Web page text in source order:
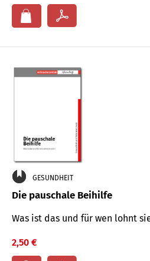
GESUNDHEIT
Die pauschale Beihilfe
Was ist das und für wen lohnt
2,50 €